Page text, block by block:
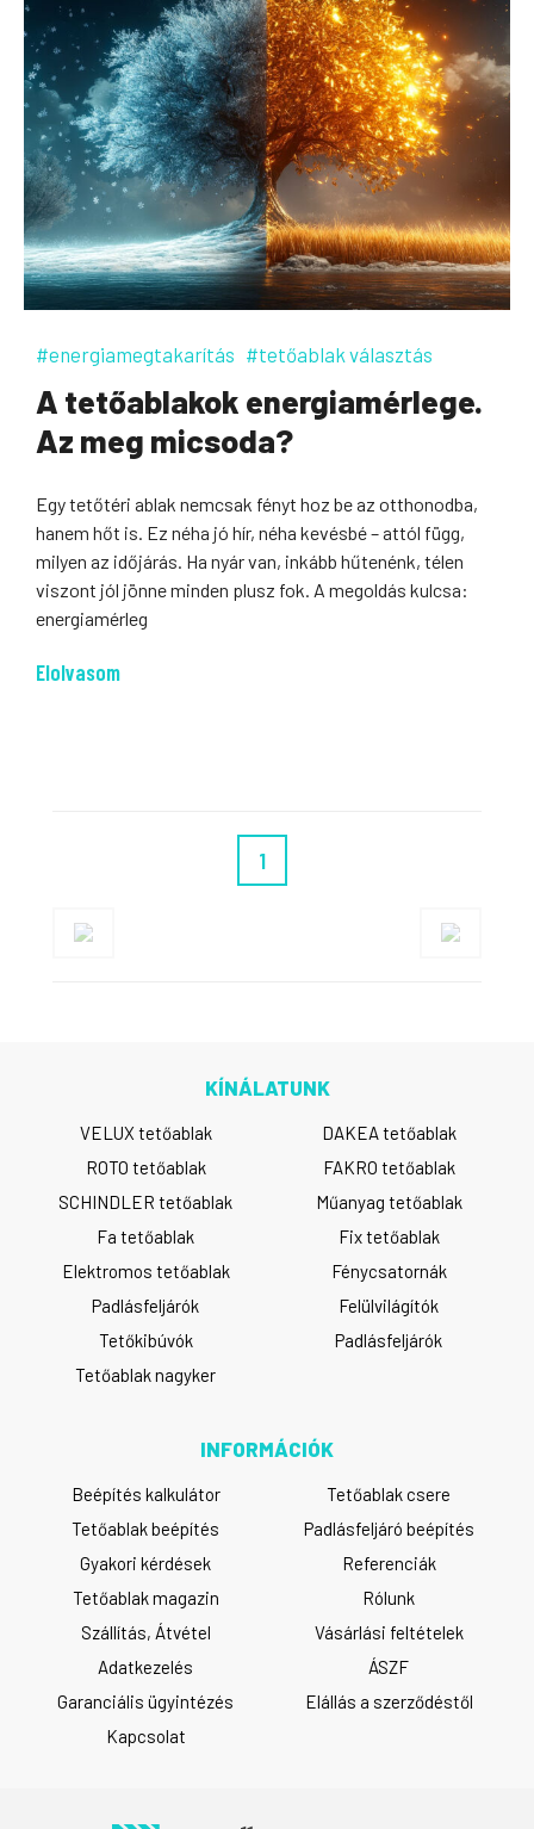
#energiamegtakarítás #tetőablak választás
A tetőablakok energiamérlege.
Az meg micsoda?
Egy tetőtéri ablak nemcsak fényt hoz be az otthonodba,
hanem hőt is. Ez néha jó hír, néha kevésbé – attól függ,
milyen az időjárás. Ha nyár van, inkább hűtenénk, télen
viszont jól jönne minden plusz fok. A megoldás kulcsa:
energiamérleg
Elolvasom
1
KÍNÁLATUNK
VELUX tetőablak
DAKEA tetőablak
ROTO tetőablak
FAKRO tetőablak
SCHINDLER tetőablak
Műanyag tetőablak
Fa tetőablak
Fix tetőablak
Elektromos tetőablak
Fénycsatornák
Padlásfeljárók
Felülvilágítók
Tetőkibúvók
Padlásfeljárók
Tetőablak nagyker
INFORMÁCIÓK
Beépítés kalkulátor
Tetőablak csere
Tetőablak beépítés
Padlásfeljáró beépítés
Gyakori kérdések
Referenciák
Tetőablak magazin
Rólunk
Szállítás, Átvétel
Vásárlási feltételek
Adatkezelés
ÁSZF
Garanciális ügyintézés
Elállás a szerződéstől
Kapcsolat